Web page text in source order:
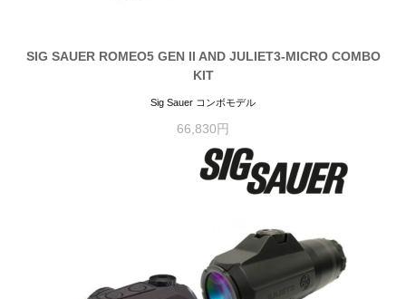
SIG SAUER ROMEO5 GEN II AND JULIET3-MICRO COMBO
KIT
Sig Sauer コンボモデル
66,830円